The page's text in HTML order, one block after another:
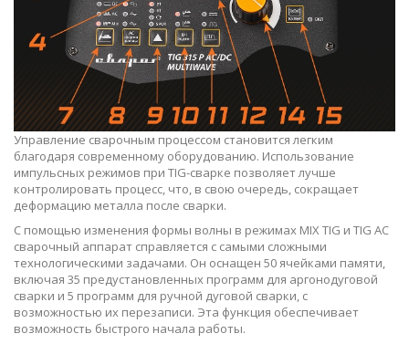
Управление сварочным процессом становится легким
благодаря современному оборудованию. Использование
импульсных режимов при TIG-сварке позволяет лучше
контролировать процесс, что, в свою очередь, сокращает
деформацию металла после сварки.
С помощью изменения формы волны в режимах MIX TIG и TIG AC
сварочный аппарат справляется с самыми сложными
технологическими задачами. Он оснащен 50 ячейками памяти,
включая 35 предустановленных программ для аргонодуговой
сварки и 5 программ для ручной дуговой сварки, с
возможностью их перезаписи. Эта функция обеспечивает
возможность быстрого начала работы.